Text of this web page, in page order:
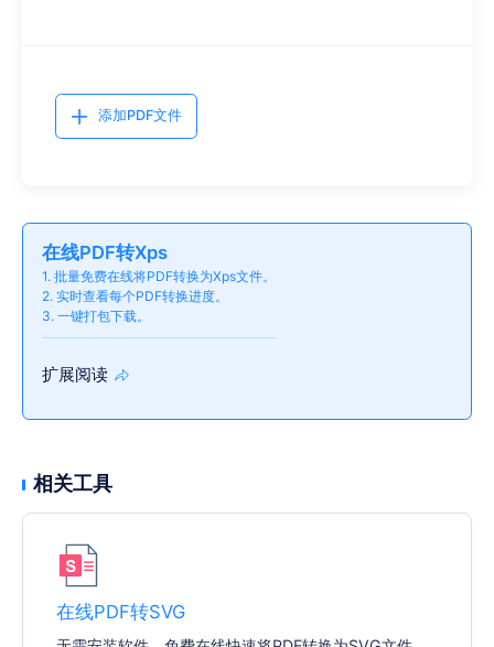
添加PDF文件
在线PDF转Xps
1. 批量免费在线将PDF转换为Xps文件。
2. 实时查看每个PDF转换进度。
3. 一键打包下载。
扩展阅读
相关工具
在线PDF转SVG